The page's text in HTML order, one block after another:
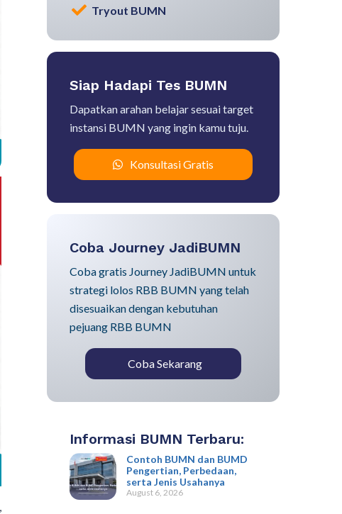
Tryout BUMN
Siap Hadapi Tes BUMN
Dapatkan arahan belajar sesuai target
instansi BUMN yang ingin kamu tuju.
Konsultasi Gratis
Coba Journey JadiBUMN
Coba gratis Journey JadiBUMN untuk
strategi lolos RBB BUMN yang telah
disesuaikan dengan kebutuhan
pejuang RBB BUMN
Coba Sekarang
Informasi BUMN Terbaru:
Contoh BUMN dan BUMD
Pengertian, Perbedaan,
serta Jenis Usahanya
August 6, 2026